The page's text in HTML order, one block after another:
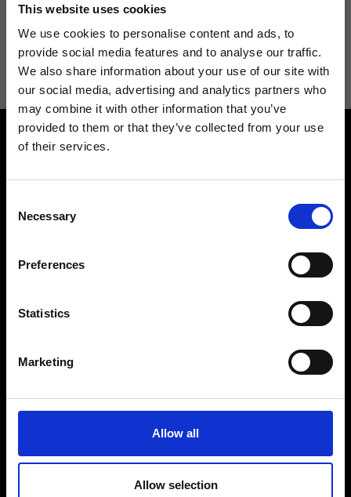
This website uses cookies
We use cookies to personalise content and ads, to
provide social media features and to analyse our traffic.
We also share information about your use of our site with
our social media, advertising and analytics partners who
may combine it with other information that you’ve
provided to them or that they’ve collected from your use
of their services.
Selection
Necessary
Preferences
Statistics
Marketing
Allow all
Allow selection
Acconsento a ricevere novità e promo da Ripani. Per maggiori
informazioni consulta laPrivacy Policy.
Trova il tuo negozio Ripani
Rispondiamo a tutte le tue
Mondo Ripani
Mondo Ripani